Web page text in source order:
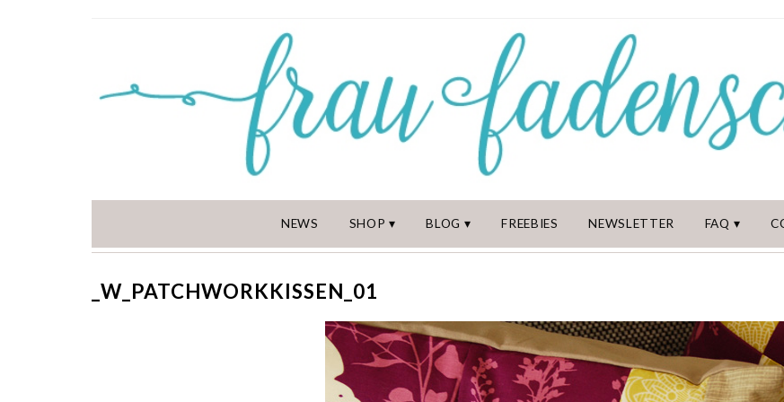
NEWS SHOP BLOG FREEBIES NEWSLETTER FAQ
_W_PATCHWORKKISSEN_01